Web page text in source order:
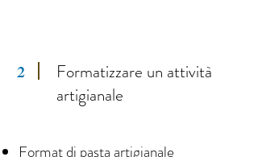
2
Formatizzare un attività
artigianale
Format di pasta artigianale